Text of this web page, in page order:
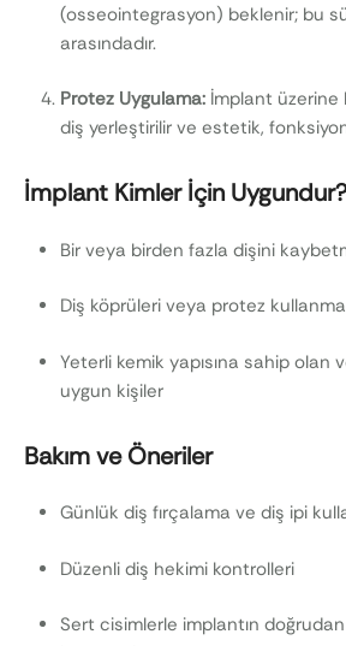
(osseointegrasyon) beklenir; bu
arasındadır.
Protez Uygulama: İmplant
diş yerleştirilir ve estetik,
İmplant Kimler İçin Uygundur?
Bir veya birden fazla dişini
Diş köprüleri veya protez
Yeterli kemik yapısına sahip olan
uygun kişiler
Bakım ve Öneriler
Günlük diş fırçalama ve diş ipi
Düzenli diş hekimi kontrolleri
Sert cisimlerle implantın